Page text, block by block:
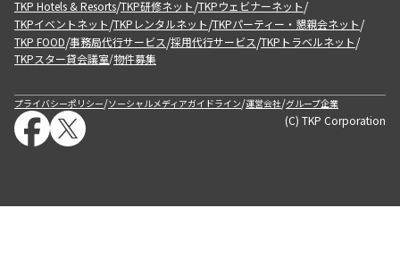
TKP Hotels & Resorts/TKP研修ネット/TKPウェビナーネット/
TKPイベントネット/TKPレンタルネット/TKPパーティー・懇親会ネット/
TKP FOOD/事務局代行サービス/採用代行サービス/TKPトラベルネット/
TKPスター貸会議室/物件募集
プライバシーポリシー/ソーシャルメディアガイドライン/運営会社/グループ企業
(C) TKP Corporation